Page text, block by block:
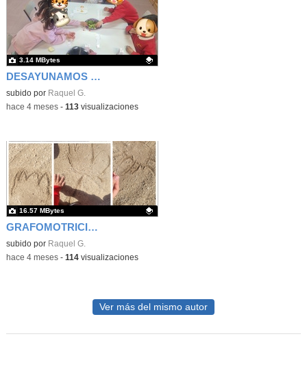
DESAYUNAMOS LECHUGA
Contenido educativo.
subido por Raquel G.
3.14 MBytes
-hace 4 meses- 113visualizaciones
GRAFOMOTRICIDAD EN LA ARENA
Contenido educativo.
subido por Raquel G.
16.57 MBytes
-hace 4 meses- 114visualizaciones
Ver más del mismo autor